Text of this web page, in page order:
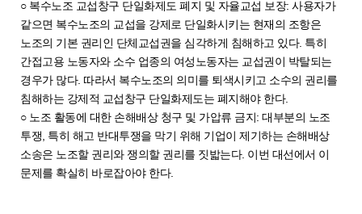
○ 복수노조 교섭창구 단일화제도 폐지 및 자율교섭 보장: 사용자가
같으면 복수노조의 교섭을 강제로 단일화시키는 현재의 조항은
노조의 기본 권리인 단체교섭권을 심각하게 침해하고 있다. 특히
간접고용 노동자와 소수 업종의 여성노동자는 교섭권이 박탈되는
경우가 많다. 따라서 복수노조의 의미를 퇴색시키고 소수의 권리를
침해하는 강제적 교섭창구 단일화제도는 폐지해야 한다.
○ 노조 활동에 대한 손해배상 청구 및 가압류 금지: 대부분의 노조
투쟁, 특히 해고 반대투쟁을 막기 위해 기업이 제기하는 손해배상
소송은 노조할 권리와 쟁의할 권리를 짓밟는다. 이번 대선에서 이
문제를 확실히 바로잡아야 한다.